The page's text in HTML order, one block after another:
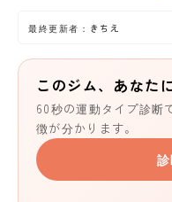
最終更新者：きちえ
このジム、あなた
60秒の運動タイプ診断
徴が分かります。